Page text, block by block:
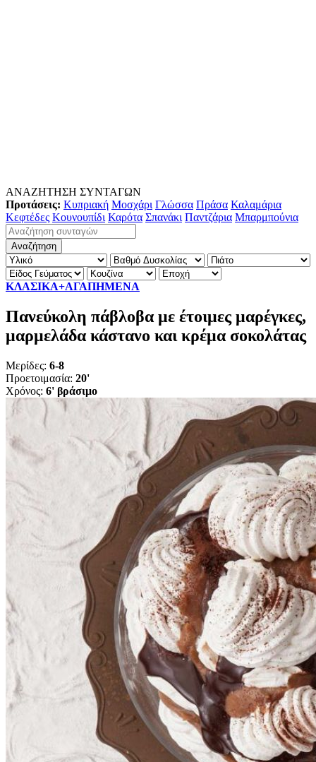
ΑΝΑΖΗΤΗΣΗ ΣΥΝΤΑΓΩΝ
Προτάσεις: Κυπριακή Μοσχάρι Γλώσσα Πράσα Καλαμάρια
Κεφτέδες Κουνουπίδι Καρότα Σπανάκι Παντζάρια Μπαρμπούνια
ΚΛΑΣΙΚΑ+ΑΓΑΠΗΜΕΝΑ
Πανεύκολη πάβλοβα με έτοιμες μαρέγκες,
μαρμελάδα κάστανο και κρέμα σοκολάτας
Μερίδες: 6-8
Προετοιμασία: 20'
Χρόνος: 6' βράσιμο